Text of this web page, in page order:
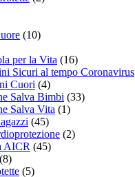
(10)
per la Vita (16)
Sicuri al tempo Coronavirus
Cuori (4)
Salva Bimbi (33)
Salva Vita (1)
(45)
(2)
AICR (45)
(8)
(5)